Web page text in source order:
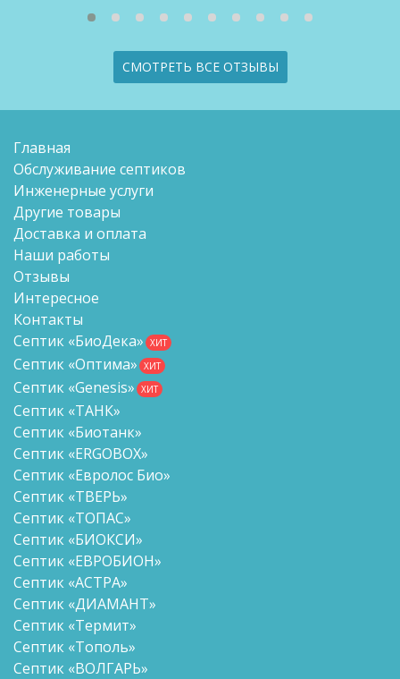
СМОТРЕТЬ ВСЕ ОТЗЫВЫ
Главная
Обслуживание септиков
Инженерные услуги
Другие товары
Доставка и оплата
Наши работы
Отзывы
Интересное
Контакты
Септик «БиоДека» ХИТ
Септик «Оптима» ХИТ
Септик «Genesis» ХИТ
Септик «ТАНК»
Септик «Биотанк»
Септик «ERGOBOX»
Септик «Евролос Био»
Септик «ТВЕРЬ»
Септик «ТОПАС»
Септик «БИОКСИ»
Септик «ЕВРОБИОН»
Септик «АСТРА»
Септик «ДИАМАНТ»
Септик «Термит»
Септик «Тополь»
Септик «ВОЛГАРЬ»